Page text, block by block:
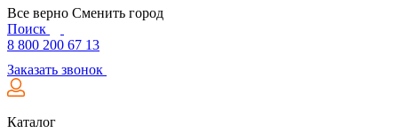
Все верно Сменить город
Поиск
8 800 200 67 13
Заказать звонок
Каталог